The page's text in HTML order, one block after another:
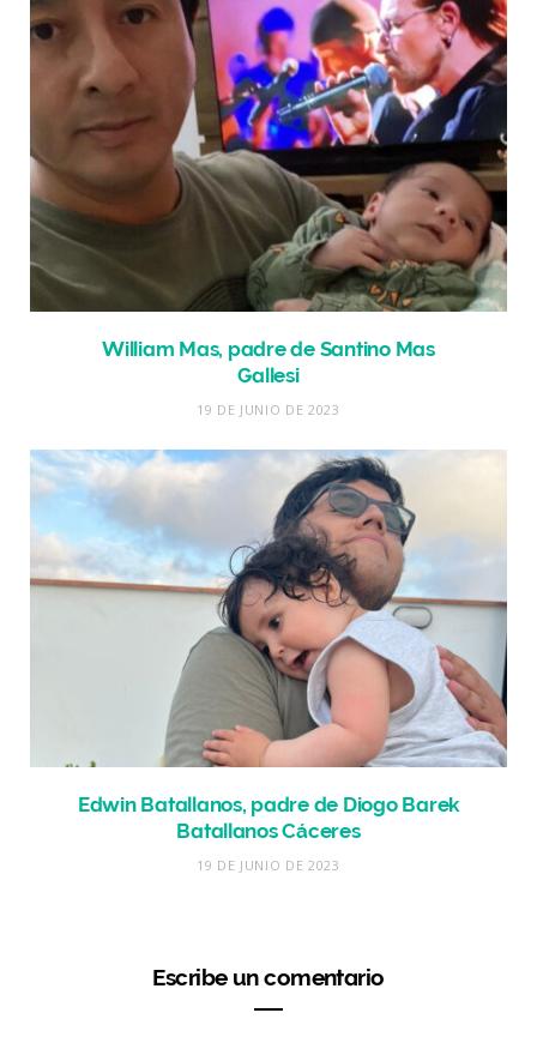
William Mas, padre de Santino Mas
Gallesi
19 DE JUNIO DE 2023
Edwin Batallanos, padre de Diogo Barek
Batallanos Cáceres
19 DE JUNIO DE 2023
Escribe un comentario